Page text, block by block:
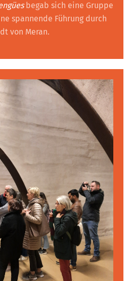
begab sich eine Gruppe
spannende Führung durch
von Meran.